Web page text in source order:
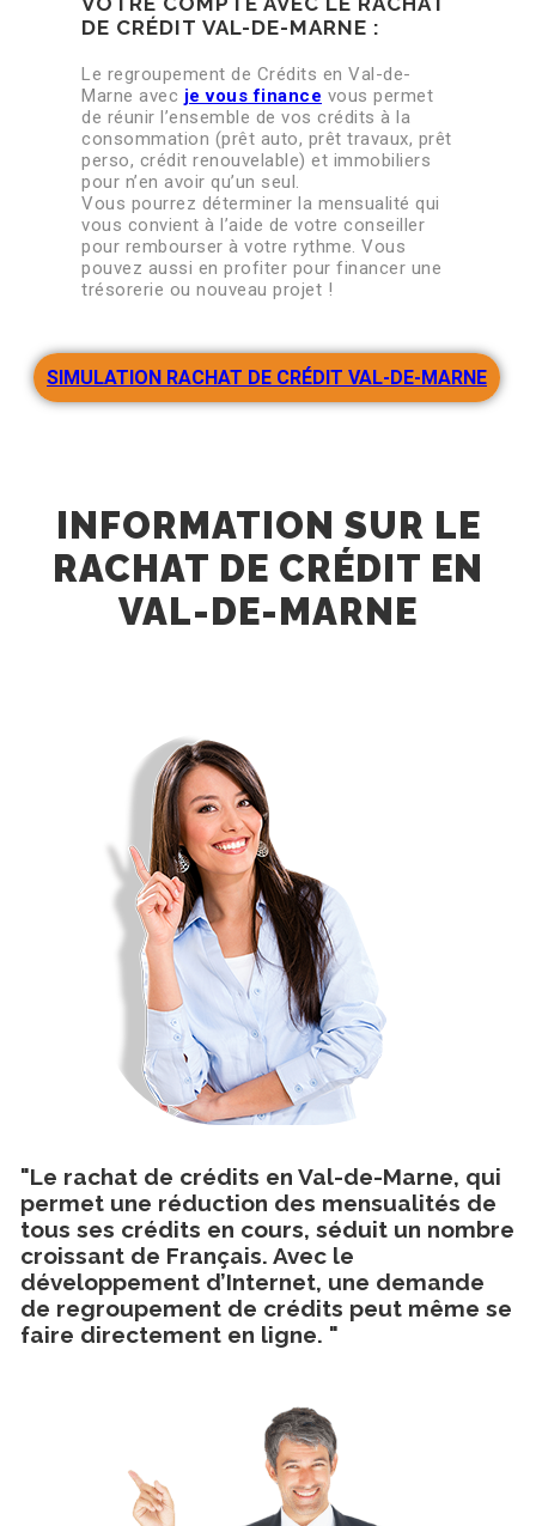
DE CRÉDIT VAL-DE-MARNE :
Le regroupement de Crédits en Val-de-
Marne avec je vous finance vous permet
de réunir l’ensemble de vos crédits à la
consommation (prêt auto, prêt travaux, prêt
perso, crédit renouvelable) et immobiliers
pour n’en avoir qu’un seul.
Vous pourrez déterminer la mensualité qui
vous convient à l’aide de votre conseiller
pour rembourser à votre rythme. Vous
pouvez aussi en profiter pour financer une
trésorerie ou nouveau projet !
SIMULATION RACHAT DE CRÉDIT VAL-DE-MARNE
INFORMATION SUR LE
RACHAT DE CRÉDIT EN
VAL-DE-MARNE
"Le rachat de crédits en Val-de-Marne, qui
permet une réduction des mensualités de
tous ses crédits en cours, séduit un nombre
croissant de Français. Avec le
développement d’Internet, une demande
de regroupement de crédits peut même se
faire directement en ligne. "